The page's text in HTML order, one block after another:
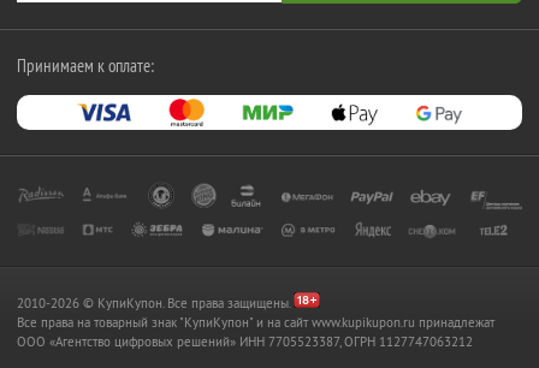
Принимаем к оплате:
2010-2026 © КупиКупон. Все права защищены.
Все права на товарный знак "КупиКупон" и на сайт www.kupikupon.ru принадлежат
OOO «Агентство цифровых решений» ИНН 7705523387, ОГРН 1127747063212